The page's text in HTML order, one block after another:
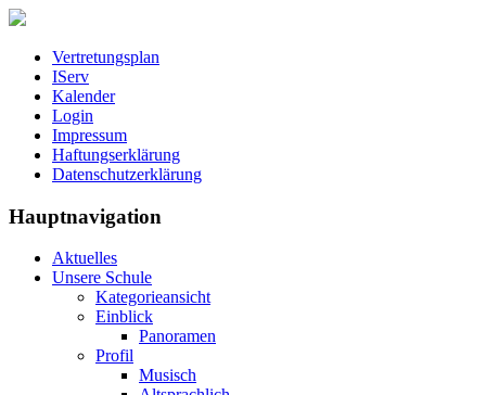
Vertretungsplan
IServ
Kalender
Login
Impressum
Haftungserklärung
Datenschutzerklärung
Hauptnavigation
Aktuelles
Unsere Schule
Kategorieansicht
Einblick
Panoramen
Profil
Musisch